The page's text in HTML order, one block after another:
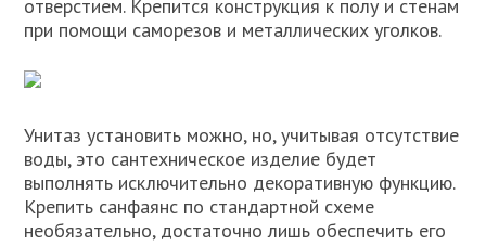
отверстием. Крепится конструкция к полу и стенам
при помощи саморезов и металлических уголков.
Унитаз установить можно, но, учитывая отсутствие
воды, это сантехническое изделие будет
выполнять исключительно декоративную функцию.
Крепить санфаянс по стандартной схеме
необязательно, достаточно лишь обеспечить его